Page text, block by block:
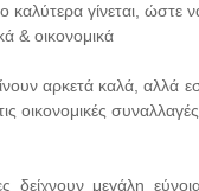
γίνεται, ώστε
& οικονομικά
αρκετά καλά, αλλά
οικονομικές
μεγάλη